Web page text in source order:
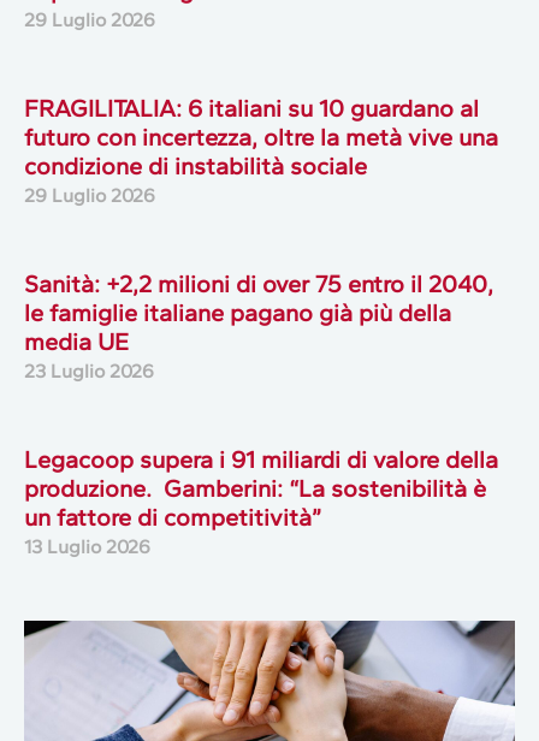
29 Luglio 2026
FRAGILITALIA: 6 italiani su 10 guardano al
futuro con incertezza, oltre la metà vive una
condizione di instabilità sociale
29 Luglio 2026
Sanità: +2,2 milioni di over 75 entro il 2040,
le famiglie italiane pagano già più della
media UE
23 Luglio 2026
Legacoop supera i 91 miliardi di valore della
produzione. Gamberini: “La sostenibilità è
un fattore di competitività”
13 Luglio 2026